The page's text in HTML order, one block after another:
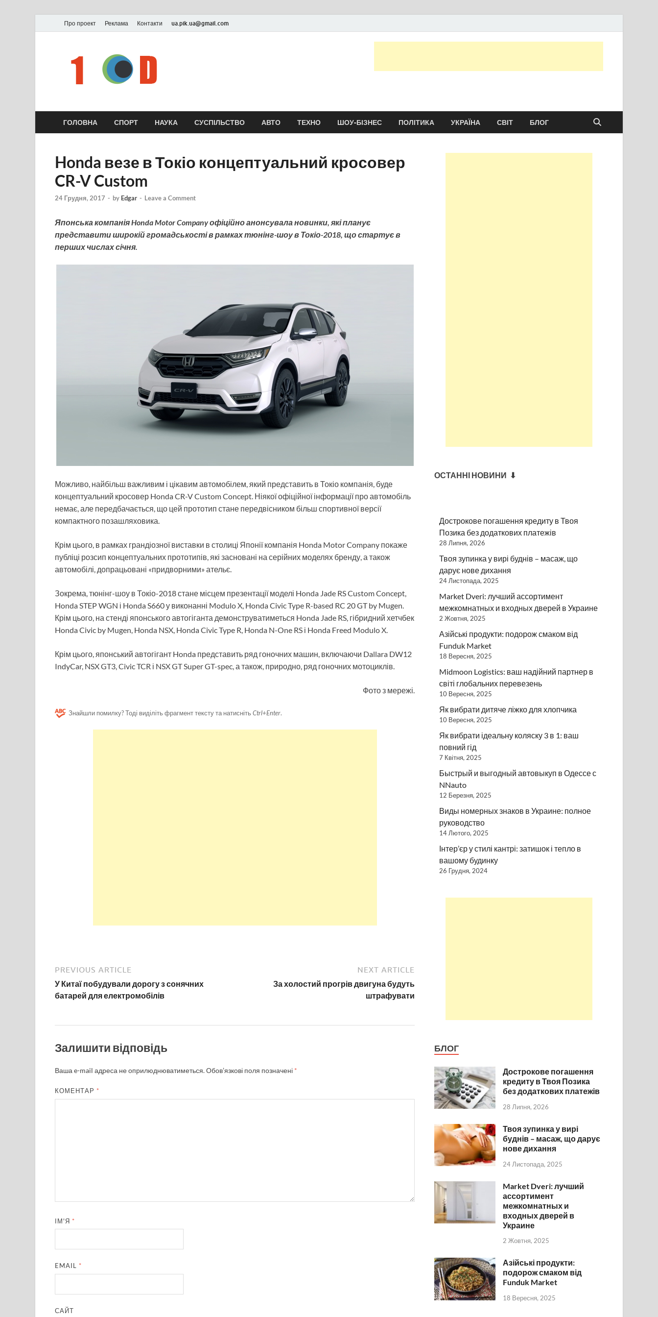
Про проект Реклама Контакти ua.pik.ua@gmail.com
Новини України та світу сьогодні
ГОЛОВНА СПОРТ НАУКА СУСПІЛЬСТВО АВТО ТЕХНО ШОУ-БІЗНЕС ПОЛІТИКА УКРАЇНА СВІТ БЛОГ
Honda везе в Токіо концептуальний кросовер
CR-V Custom
24 Грудня, 2017 - by Edgar - Leave a Comment
Японська компанія Honda Motor Company офіційно анонсувала новинки, які планує
представити широкій громадськості в рамках тюнінг-шоу в Токіо-2018, що стартує в
перших числах січня.
Можливо, найбільш важливим і цікавим автомобілем, який представить в Токіо компанія, буде
концептуальний кросовер Honda CR-V Custom Concept. Ніякої офіційної інформації про автомобіль
немає, але передбачається, що цей прототип стане передвісником більш спортивної версії
компактного позашляховика.
Крім цього, в рамках грандіозної виставки в столиці Японії компанія Honda Motor Company покаже
публіці розсип концептуальних прототипів, які засновані на серійних моделях бренду, а також
автомобілі, допрацьовані «придворними» ательє.
Зокрема, тюнінг-шоу в Токіо-2018 стане місцем презентації моделі Honda Jade RS Custom Concept,
Honda STEP WGN і Honda S660 у виконанні Modulo X, Honda Civic Type R-based RC 20 GT by Mugen.
Крім цього, на стенді японського автогіганта демонструватиметься Honda Jade RS, гібридний хетчбек
Honda Civic by Mugen, Honda NSX, Honda Civic Type R, Honda N-One RS і Honda Freed Modulo X.
Крім цього, японський автогігант Honda представить ряд гоночних машин, включаючи Dallara DW12
IndyCar, NSX GT3, Civic TCR і NSX GT Super GT-spec, а також, природно, ряд гоночних мотоциклів.
Фото з мережі.
Знайшли помилку? Тоді виділіть фрагмент тексту та натисніть Ctrl+Enter.
PREVIOUS ARTICLE
У Китаї побудували дорогу з сонячних
батарей для електромобілів
NEXT ARTICLE
За холостий прогрів двигуна будуть
штрафувати
Залишити відповідь
Ваша e-mail адреса не оприлюднюватиметься.Обов’язкові поля позначені *
КОМЕНТАР *
ІМ'Я *
EMAIL *
САЙТ
ОСТАННІ НОВИНИ ⬇
Дострокове погашення кредиту в Твоя
Позика без додаткових платежів
28 Липня, 2026
Твоя зупинка у вирі буднів – масаж, що
дарує нове дихання
24 Листопада, 2025
Market Dveri: лучший ассортимент
межкомнатных и входных дверей в Украине
2 Жовтня, 2025
Азійські продукти: подорож смаком від
Funduk Market
18 Вересня, 2025
Midmoon Logistics: ваш надійний партнер в
світі глобальних перевезень
10 Вересня, 2025
Як вибрати дитяче ліжко для хлопчика
10 Вересня, 2025
Як вибрати ідеальну коляску 3 в 1: ваш
повний гід
7 Квітня, 2025
Быстрый и выгодный автовыкуп в Одессе с
NNauto
12 Березня, 2025
Виды номерных знаков в Украине: полное
руководство
14 Лютого, 2025
Інтер’єр у стилі кантрі: затишок і тепло в
вашому будинку
26 Грудня, 2024
БЛОГ
Дострокове погашення
кредиту в Твоя Позика
без додаткових платежів
28 Липня, 2026
Твоя зупинка у вирі
буднів – масаж, що дарує
нове дихання
24 Листопада, 2025
Market Dveri: лучший
ассортимент
межкомнатных и
входных дверей в
Украине
2 Жовтня, 2025
Азійські продукти:
подорож смаком від
Funduk Market
18 Вересня, 2025